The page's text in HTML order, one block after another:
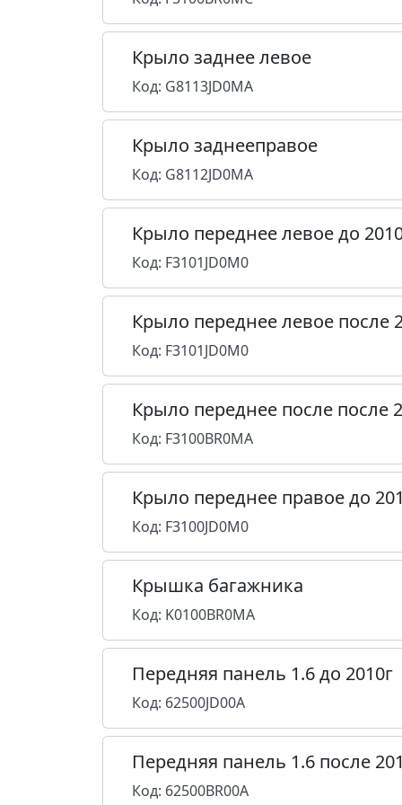
Крыло заднее левое
Код: G8113JD0MA
Крыло заднееправое
Код: G8112JD0MA
Крыло переднее левое до
Код: F3101JD0M0
Крыло переднее левое после
Код: F3101JD0M0
Крыло переднее после после
Код: F3100BR0MA
Крыло переднее правое до
Код: F3100JD0M0
Крышка багажника
Код: K0100BR0MA
Передняя панель 1.6 до 2010г
Код: 62500JD00A
Передняя панель 1.6 после
Код: 62500BR00A